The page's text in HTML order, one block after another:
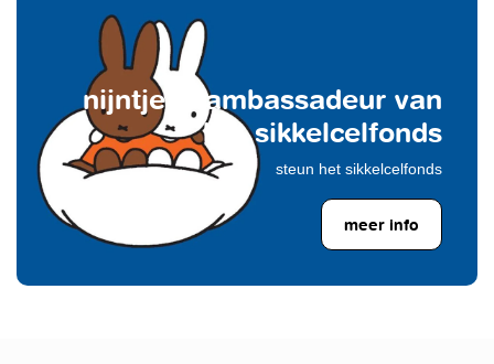
nijntje is ambassadeur van
het sikkelcelfonds
steun het sikkelcelfonds
meer info